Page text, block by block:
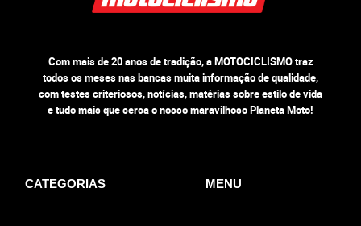
Com mais de 20 anos de tradição, a MOTOCICLISMO traz
todos os meses nas bancas muita informação de qualidade,
com testes criteriosos, notícias, matérias sobre estilo de vida
e tudo mais que cerca o nosso maravilhoso Planeta Moto!
CATEGORIAS MENU